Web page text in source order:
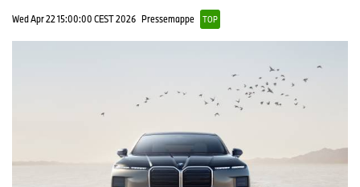
Wed Apr 22 15:00:00 CEST 2026 Pressemappe TOP